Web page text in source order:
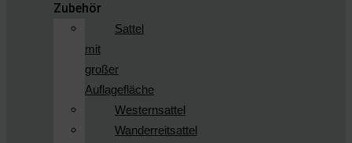
Zubehör
Sattel
mit
großer
Auflagefläche
Westernsattel
Wanderreitsattel